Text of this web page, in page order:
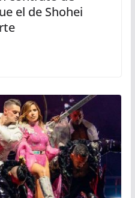
el de Shohei